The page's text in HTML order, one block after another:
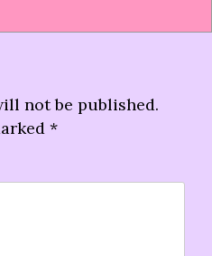
not be published.
*